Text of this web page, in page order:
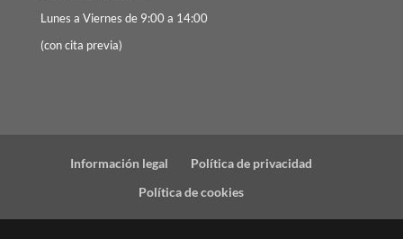
Lunes a Viernes de 9:00 a 14:00
(con cita previa)
Información legal
Política de privacidad
Política de cookies